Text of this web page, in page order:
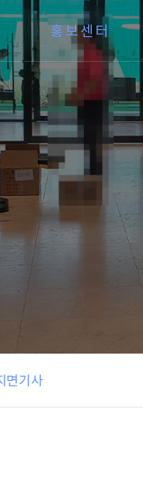
홍보센터
면기사